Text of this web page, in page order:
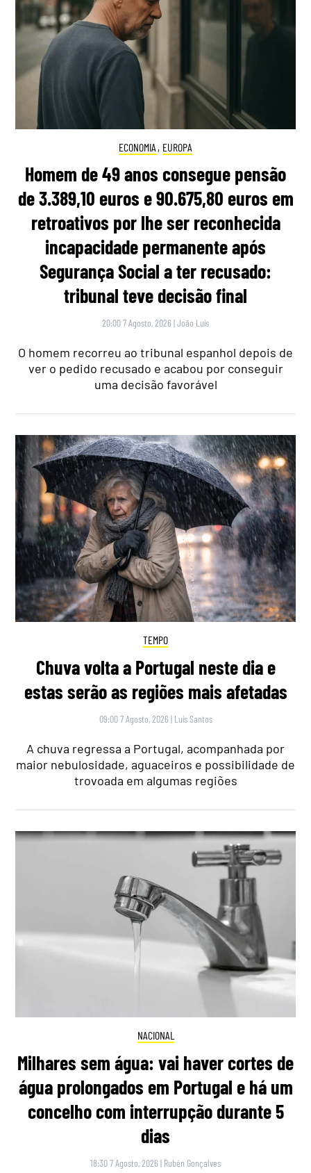
ECONOMIA , EUROPA
Homem de 49 anos consegue pensão
de 3.389,10 euros e 90.675,80 euros em
retroativos por lhe ser reconhecida
incapacidade permanente após
Segurança Social a ter recusado:
tribunal teve decisão final
20:00 7 Agosto, 2026 |João Luís
O homem recorreu ao tribunal espanhol depois de
ver o pedido recusado e acabou por conseguir
uma decisão favorável
TEMPO
Chuva volta a Portugal neste dia e
estas serão as regiões mais afetadas
09:00 7 Agosto, 2026 | Luís Santos
A chuva regressa a Portugal, acompanhada por
maior nebulosidade, aguaceiros e possibilidade de
trovoada em algumas regiões
NACIONAL
Milhares sem água: vai haver cortes de
água prolongados em Portugal e há um
concelho com interrupção durante 5
dias
18:30 7 Agosto, 2026 | Rubén Gonçalves